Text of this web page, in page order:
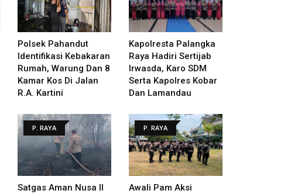
Polsek Pahandut
Identifikasi Kebakaran
Rumah, Warung Dan 8
Kamar Kos Di Jalan
R.A. Kartini
Kapolresta Palangka
Raya Hadiri Sertijab
Irwasda, Karo SDM
Serta Kapolres Kobar
Dan Lamandau
P. RAYA
Satgas Aman Nusa II
P. RAYA
Awali Pam Aksi